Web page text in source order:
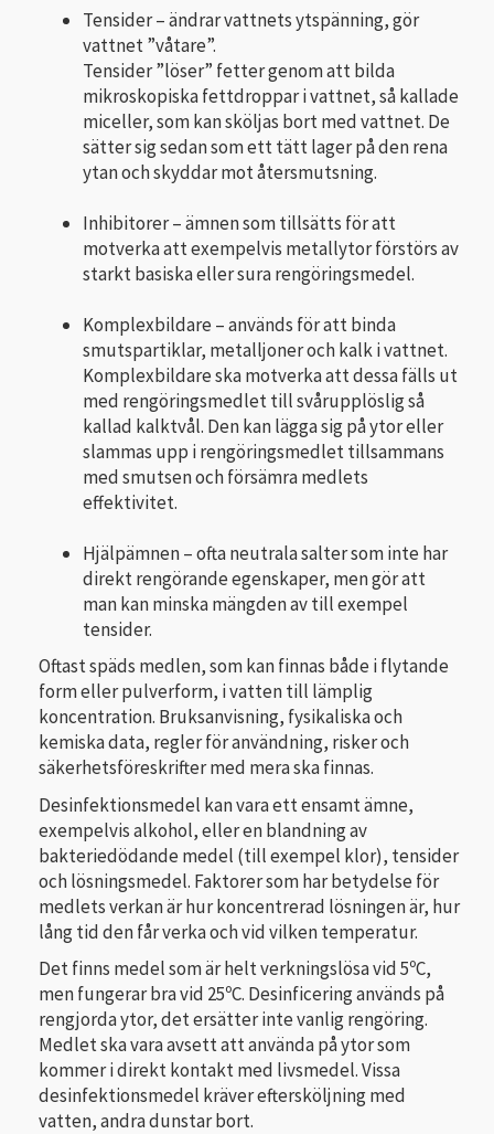
Tensider – ändrar vattnets ytspänning, gör
vattnet ”våtare”.
Tensider ”löser” fetter genom att bilda
mikroskopiska fettdroppar i vattnet, så kallade
miceller, som kan sköljas bort med vattnet. De
sätter sig sedan som ett tätt lager på den rena
ytan och skyddar mot återsmutsning.
Inhibitorer – ämnen som tillsätts för att
motverka att exempelvis metallytor förstörs av
starkt basiska eller sura rengöringsmedel.
Komplexbildare – används för att binda
smutspartiklar, metalljoner och kalk i vattnet.
Komplexbildare ska motverka att dessa fälls ut
med rengöringsmedlet till svårupplöslig så
kallad kalktvål. Den kan lägga sig på ytor eller
slammas upp i rengöringsmedlet tillsammans
med smutsen och försämra medlets
effektivitet.
Hjälpämnen – ofta neutrala salter som inte har
direkt rengörande egenskaper, men gör att
man kan minska mängden av till exempel
tensider.
Oftast späds medlen, som kan finnas både i flytande
form eller pulverform, i vatten till lämplig
koncentration. Bruksanvisning, fysikaliska och
kemiska data, regler för användning, risker och
säkerhetsföreskrifter med mera ska finnas.
Desinfektionsmedel kan vara ett ensamt ämne,
exempelvis alkohol, eller en bland­ning av
bakteriedödande medel (till exempel klor), tensider
och lösningsmedel. Faktorer som har betydelse för
medlets verkan är hur koncentrerad lösningen är, hur
lång tid den får verka och vid vilken temperatur.
Det finns medel som är helt verk­ningslösa vid 5ºC,
men fungerar bra vid 25ºC. Desinficering används på
ren­gjorda ytor, det ersätter inte vanlig rengöring.
Medlet ska vara avsett att använda på ytor som
kommer i direkt kontakt med livsmedel. Vissa
desinfektionsmedel kräver eftersköljning med
vatten, andra dunstar bort.